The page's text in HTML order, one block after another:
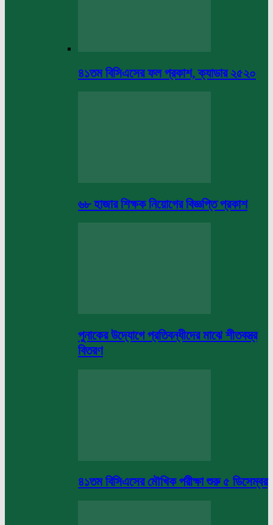
৪১তম বিসিএসের ফল প্রকাশ, ক্যাডার ২৫২০
৬৮ হাজার শিক্ষক নিয়োগের বিজ্ঞপ্তি প্রকাশ
পুনাকের উদ্যোগে প্রতিবন্ধীদের মাঝে শীতবস্ত্র
বিতরণ
৪১তম বিসিএসের মৌখিক পরীক্ষা শুরু ৫ ডিসেম্বর